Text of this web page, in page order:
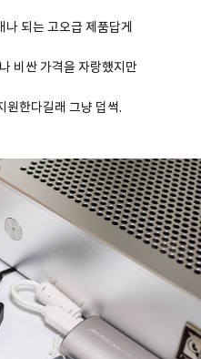
되는 고오급 제품답게
비싼 가격을 자랑했지만
원한다길래 그냥 덥썩.